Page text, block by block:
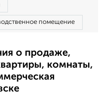
помещение
о продаже,
комнаты,